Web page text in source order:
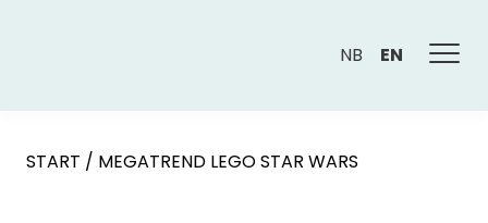
NB EN
START / MEGATREND LEGO STAR WARS